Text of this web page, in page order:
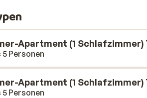
und vermitteln ein traditionelles
fühlt es sich hier wahrlich winterlich
sich am Frühstückstisch für den
ganz nach belieben kulinarisch
im Ortskern finden Sie verschiedene
Küche verwöhnt werden können.
Apartment (1 Schlafzimmer)
Personen
Apartment (1 Schlafzimmer)
Personen